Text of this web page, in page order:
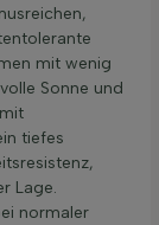
mit wenig
Sonne und
tiefes
Lage.
normaler